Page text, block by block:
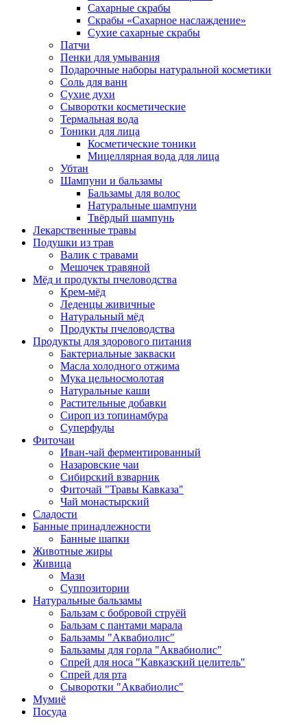
Сахарные скрабы
Скрабы «Сахарное наслаждение»
Сухие сахарные скрабы
Патчи
Пенки для умывания
Подарочные наборы натуральной косметики
Соль для ванн
Сухие духи
Сыворотки косметические
Термальная вода
Тоники для лица
Косметические тоники
Мицеллярная вода для лица
Убтан
Шампуни и бальзамы
Бальзамы для волос
Натуральные шампуни
Твёрдый шампунь
Лекарственные травы
Подушки из трав
Валик с травами
Мешочек травяной
Мёд и продукты пчеловодства
Крем-мёд
Леденцы живичные
Натуральный мёд
Продукты пчеловодства
Продукты для здорового питания
Бактериальные закваски
Масла холодного отжима
Мука цельносмолотая
Натуральные каши
Растительные добавки
Сироп из топинамбура
Суперфуды
Фиточаи
Иван-чай ферментированный
Назаровские чаи
Сибирский взварник
Фиточай "Травы Кавказа"
Чай монастырский
Сладости
Банные принадлежности
Банные шапки
Животные жиры
Живица
Мази
Суппозитории
Натуральные бальзамы
Бальзам с бобровой струёй
Бальзам с пантами марала
Бальзамы "Аквабиолис"
Бальзамы для горла "Аквабиолис"
Спрей для носа "Кавказский целитель"
Спрей для рта
Сыворотки "Аквабиолис"
Мумиё
Посуда